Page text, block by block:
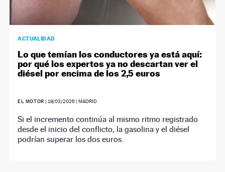
ACTUALIDAD
Lo que temían los conductores ya está aquí:
por qué los expertos ya no descartan ver el
diésel por encima de los 2,5 euros
EL MOTOR | 19/03/2026| MADRID
Si el incremento continúa al mismo ritmo registrado
desde el inicio del conflicto, la gasolina y el diésel
podrían superar los dos euros.